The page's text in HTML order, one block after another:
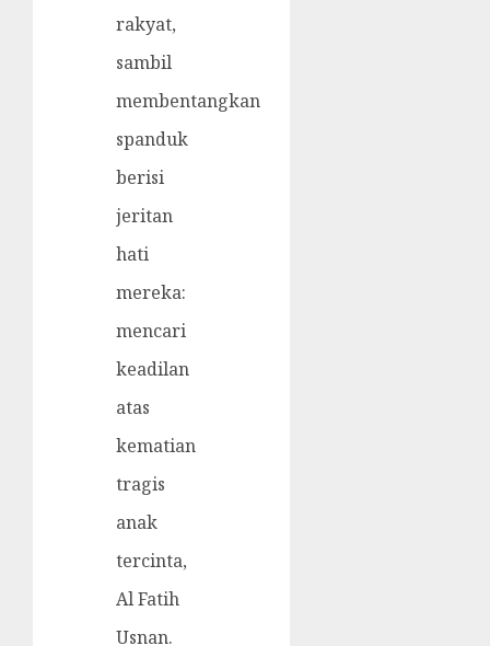
rakyat,
sambil
membentangkan
spanduk
berisi
jeritan
hati
mereka:
mencari
keadilan
atas
kematian
tragis
anak
tercinta,
Al Fatih
Usnan.